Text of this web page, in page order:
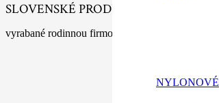
NYLONOVÉ
SLOVENSKÉ PRODUKTY
vyrabané rodinnou firmou s tradíciou